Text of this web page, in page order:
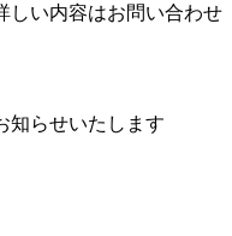
しい内容はお問い合わせ
知らせいたします